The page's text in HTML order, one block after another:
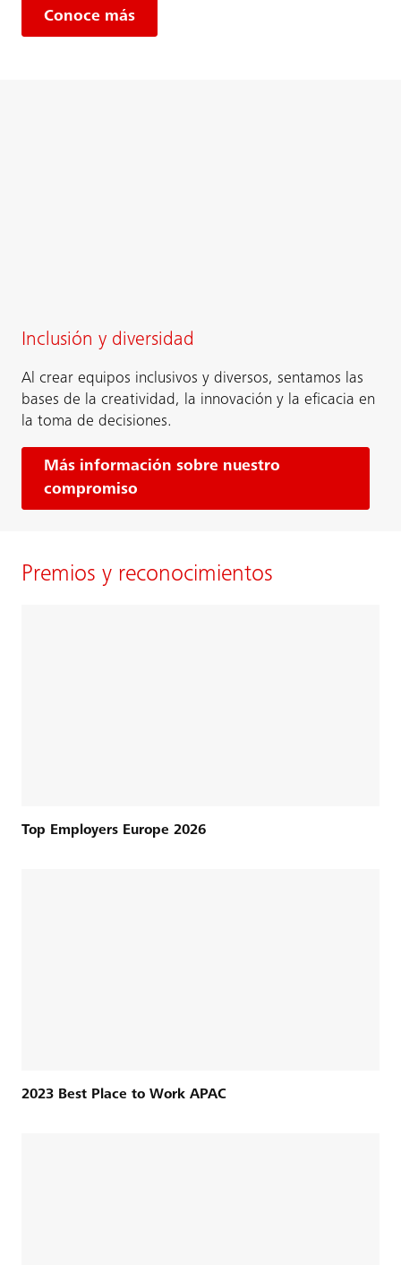
Conoce más
Inclusión y diversidad
Al crear equipos inclusivos y diversos, sentamos las
bases de la creatividad, la innovación y la eficacia en
la toma de decisiones.
Más información sobre nuestro
compromiso
Premios y reconocimientos
Top Employers Europe 2026
2023 Best Place to Work APAC